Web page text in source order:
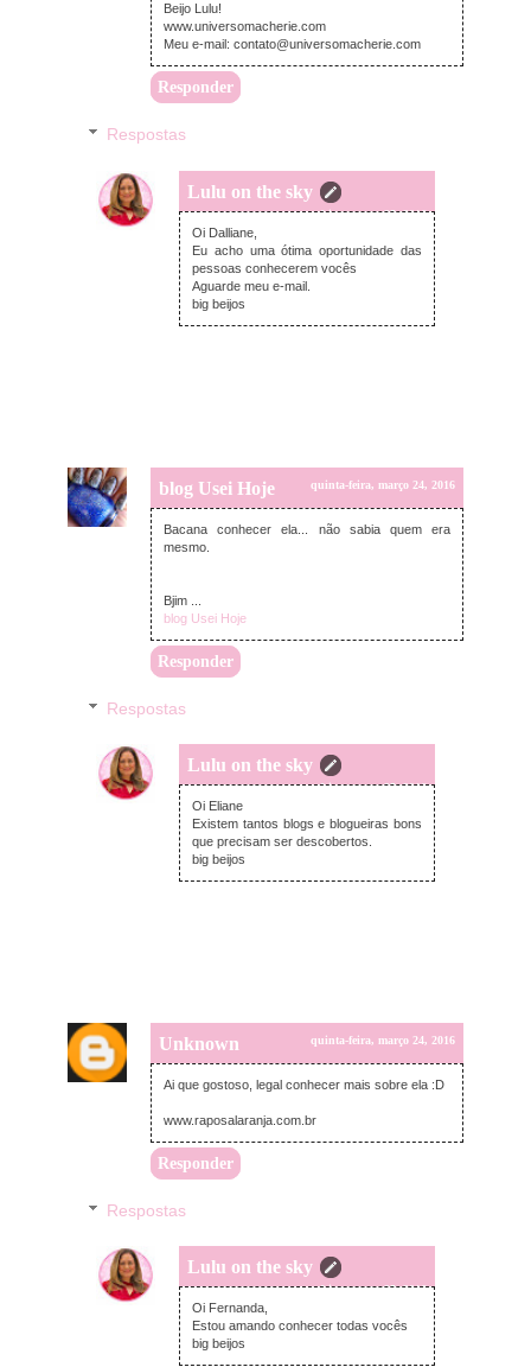
Beijo Lulu!
www.universomacherie.com
Meu e-mail: contato@universomacherie.com
Responder
Respostas
Lulu on the sky
sexta-feira, março 25, 2016
Oi Dalliane,
Eu acho uma ótima oportunidade das
pessoas conhecerem vocês
Aguarde meu e-mail.
big beijos
blog Usei Hoje quinta-feira, março 24, 2016
Bacana conhecer ela... não sabia quem era
mesmo.
Bjim ...
blog Usei Hoje
Responder
Respostas
Lulu on the sky
sexta-feira, março 25, 2016
Oi Eliane
Existem tantos blogs e blogueiras bons
que precisam ser descobertos.
big beijos
Unknown quinta-feira, março 24, 2016
Ai que gostoso, legal conhecer mais sobre ela :D
www.raposalaranja.com.br
Responder
Respostas
Lulu on the sky
sexta-feira, março 25, 2016
Oi Fernanda,
Estou amando conhecer todas vocês
big beijos